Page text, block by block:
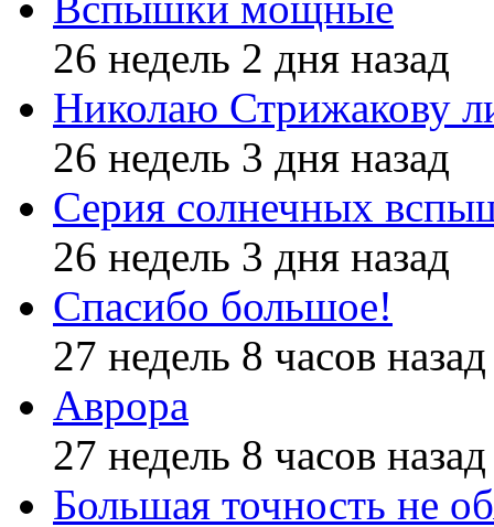
26 недель 2 дня назад
Николаю Стрижакову
26 недель 3 дня назад
Серия солнечных
26 недель 3 дня назад
Спасибо большое!
27 недель 8 часов назад
Аврора
27 недель 8 часов назад
Большая точность не